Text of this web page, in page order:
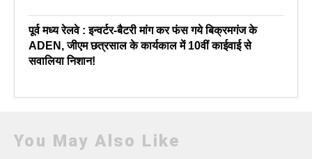
पूर्व मध्य रेलवे : इन्वर्टर-बैटरी मांग कर फंस गये बिक्रमगंज के
ADEN, जीएम छत्रसाल के कार्यकाल में 10वीं काईवाई से
सवालिया निशान!
You May Also Like